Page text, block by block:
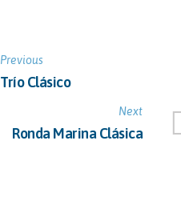
Previous
Trío Clásico
Next
Ronda Marina Clásica